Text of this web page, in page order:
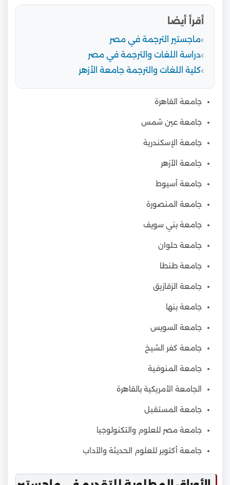
أقرأ أيضا
ماجستير الترجمة في مصر
دراسة اللغات والترجمة في مصر
كلية اللغات والترجمة جامعة الأزهر
جامعة القاهرة
جامعة عين شمس
جامعة الإسكندرية
جامعة الأزهر
جامعة أسيوط
جامعة المنصورة
جامعة بني سويف
جامعة حلوان
جامعة طنطا
جامعة الزقازيق
جامعة بنها
جامعة السويس
جامعة كفر الشيخ
جامعة المنوفية
الجامعة الأمريكية بالقاهرة
جامعة المستقبل
جامعة مصر للعلوم والتكنولوجيا
جامعة أكتوبر للعلوم الحديثة والآداب